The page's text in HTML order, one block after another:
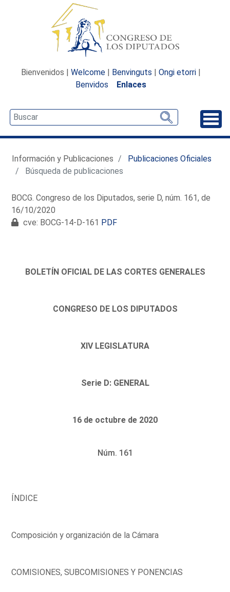
Bienvenidos | Welcome | Benvinguts | Ongi etorri |
Benvidos
Enlaces
Información y Publicaciones
Publicaciones Oficiales
Búsqueda de publicaciones
BOCG. Congreso de los Diputados, serie D, núm. 161, de
16/10/2020
cve: BOCG-14-D-161 PDF
BOLETÍN OFICIAL DE LAS CORTES GENERALES
CONGRESO DE LOS DIPUTADOS
XIV LEGISLATURA
Serie D: GENERAL
16 de octubre de 2020
Núm. 161
ÍNDICE
Composición y organización de la Cámara
COMISIONES, SUBCOMISIONES Y PONENCIAS